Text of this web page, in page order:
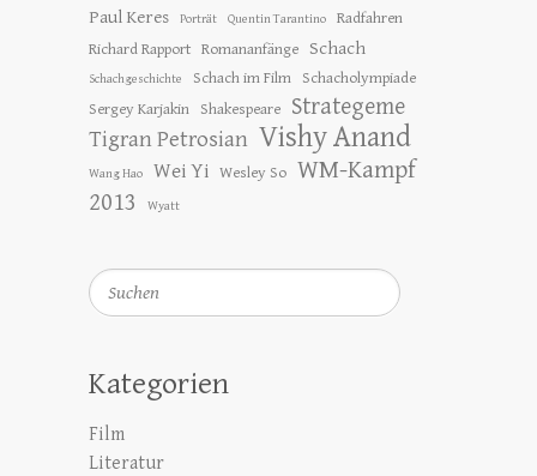
Paul Keres Porträt Quentin Tarantino
Radfahren
Richard Rapport Romananfänge Schach
Schachgeschichte Schach im Film
Schacholympiade
Sergey Karjakin
Shakespeare Strategeme
Tigran Petrosian Vishy Anand
Wang Hao Wei Yi Wesley So WM-Kampf
2013
Wyatt
Suchen
Kategorien
Film
Literatur